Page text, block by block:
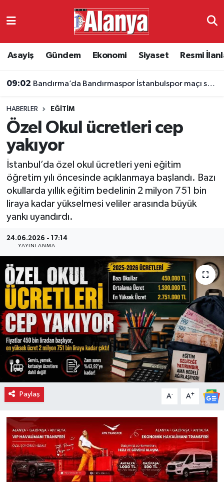
Asayiş Gündem Ekonomi Siyaset Resmi
09:02 Bandırma’da Bandırmaspor İstanbulspor maçı saat kaçta, hangi kanalda?
HABERLER EĞITIM
Özel Okul ücretleri cep
yakıyor
İstanbul’da özel okul ücretleri yeni eğitim
öğretim yılı öncesinde açıklanmaya başlandı. Bazı
okullarda yıllık eğitim bedelinin 2 milyon 751 bin
liraya kadar yükselmesi veliler arasında büyük
yankı uyandırdı.
24.06.2026 - 17:14
YAYINLANMA
Paylaş A- A+
Ekonomi
Resmi İlanlar
Alanyaspor
Turizm
E-Gazete
Antalya Namaz Vakitleri
Süper Lig Puan Durumu ve Fikstür
Tüm Manşetler
Son Dakika Haberleri
Haber Arşivi